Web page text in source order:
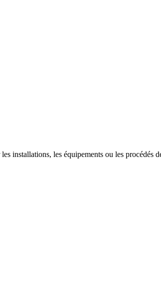
installations, les équipements ou les procédés